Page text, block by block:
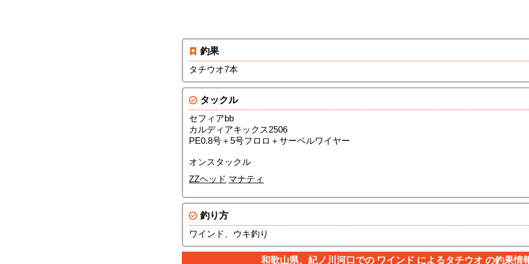
釣果
タチウオ7本
タックル
セフィアbb
カルディアキックス2506
PE0.8号＋5号フロロ＋サーベルワイヤー
オンスタックル
ZZヘッド マナティ
釣り方
ワインド、ウキ釣り
和歌山県、紀ノ川河口での ワインド によるタチウオ の釣果情